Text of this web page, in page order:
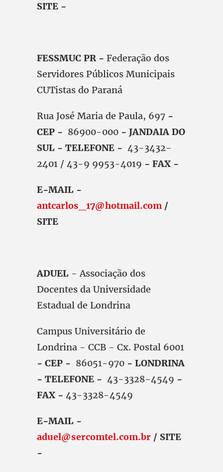
SITE -
FESSMUC PR - Federação dos
Servidores Públicos Municipais
CUTistas do Paraná
Rua José Maria de Paula, 697 -
CEP - 86900-000 - JANDAIA DO
SUL - TELEFONE - 43-3432-
2401 / 43-9 9953-4019 - FAX -
E-MAIL -
antcarlos_17@hotmail.com /
SITE
ADUEL - Associação dos
Docentes da Universidade
Estadual de Londrina
Campus Universitário de
Londrina - CCB - Cx. Postal 6001
- CEP - 86051-970 - LONDRINA
- TELEFONE - 43-3328-4549 -
FAX - 43-3328-4549
E-MAIL -
aduel@sercomtel.com.br / SITE
-